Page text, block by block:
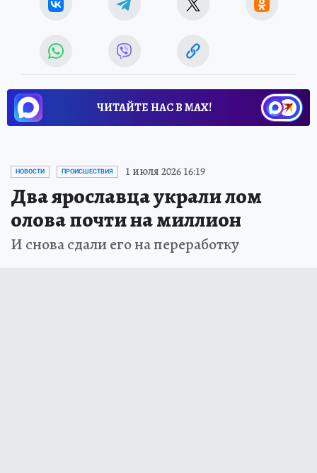
ЧИТАЙТЕ НАС В МАХ!
НОВОСТИ ПРОИСШЕСТВИЯ 1 июля 2026 16:19
Два ярославца украли лом
олова почти на миллион
И снова сдали его на переработку